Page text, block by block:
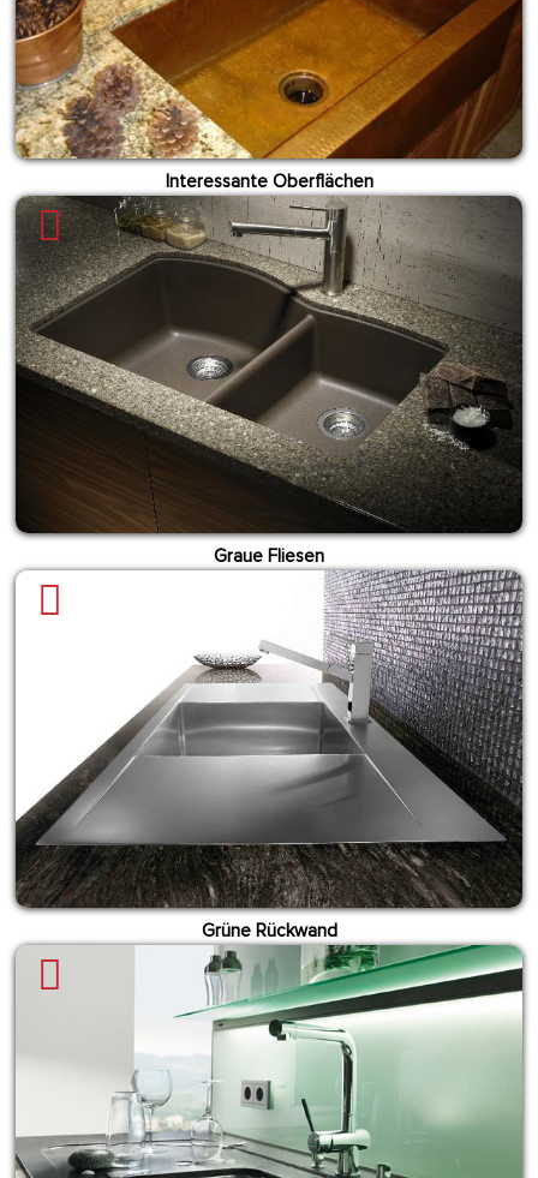
Interessante Oberflächen
Graue Fliesen
Grüne Rückwand